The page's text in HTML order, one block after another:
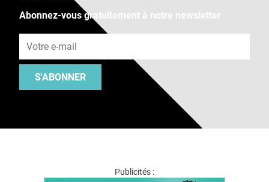
Abonnez-vous gratuitement à notre newsletter
S'ABONNER
Publicités :